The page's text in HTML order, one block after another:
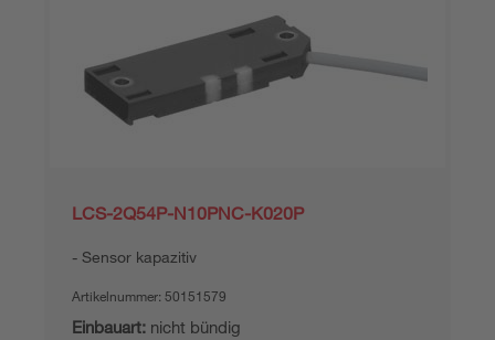
LCS-2Q54P-N10PNC-K020P
Sensor kapazitiv
Artikelnummer: 50151579
Einbauart: nicht bündig